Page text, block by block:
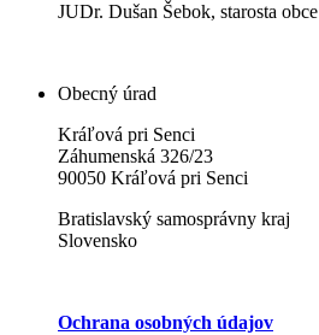
JUDr. Dušan Šebok, starosta obce
Obecný úrad
Kráľová pri Senci
Záhumenská 326/23
90050 Kráľová pri Senci
Bratislavský samosprávny kraj
Slovensko
Ochrana osobných údajov